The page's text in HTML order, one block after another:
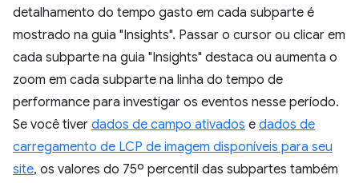
detalhamento do tempo gasto em cada subparte é
mostrado na guia "Insights". Passar o cursor ou clicar em
cada subparte na guia "Insights" destaca ou aumenta o
zoom em cada subparte na linha do tempo de
performance para investigar os eventos nesse período.
Se você tiver dados de campo ativados e dados de
carregamento de LCP de imagem disponíveis para seu
site, os valores do 75º percentil das subpartes também